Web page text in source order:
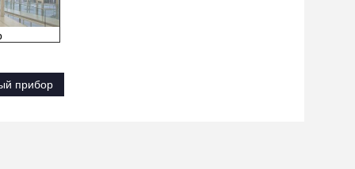
прибор